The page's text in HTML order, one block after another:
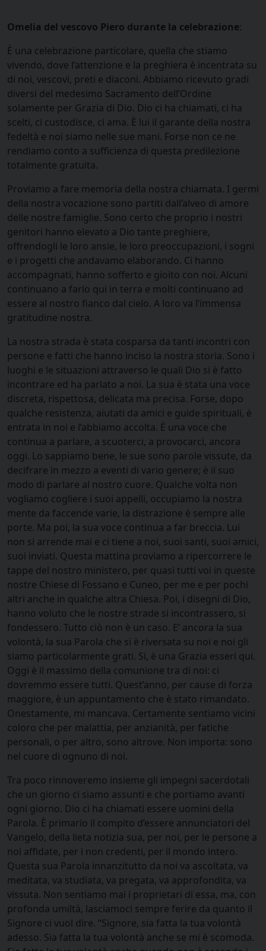
Omelia del vescovo Piero durante la celebrazione:
È una celebrazione particolare, quella che stiamo
vivendo, dove l’attenzione e la preghiera è incentrata su
di noi, vescovi, preti e diaconi. Abbiamo ricevuto gradi
diversi del medesimo Sacramento dell’Ordine
solamente per Grazia di Dio. Dio ci ha chiamati, ci ha
scelti, ci custodisce, ci ama. È lui il garante della nostra
fedeltà e noi siamo nelle sue mani. Forse non ce ne
rendiamo conto a sufficienza di questa predilezione
totalmente gratuita.
Proviamo a fare memoria della nostra chiamata. I germi
della nostra vocazione sono partiti dall’alveo di amore
delle nostre famiglie. Sono certo che proprio i nostri
genitori hanno elevato a Dio tante preghiere,
offrendogli le loro ansie, le loro preoccupazioni, i sogni
e i progetti che andavamo elaborando. Ci hanno
accompagnati, hanno sofferto e gioito con noi. Alcuni
continuano a farlo qui in terra e molti continuano ad
essere al nostro fianco dal cielo. A loro va l’immensa
gratitudine nostra.
La nostra strada è stata cosparsa da tanti incontri con
persone e fatti che hanno inciso la nostra storia. Sono i
luoghi e le situazioni attraverso le quali Dio si è fatto
incontrare ed ha parlato a noi. La sua è stata una voce
discreta, rispettosa, delicata ma precisa. Forse, dopo
qualche resistenza, aiutati da amici e guide spirituali, è
entrata in noi e l’abbiamo accolta. È una voce che
continua a parlare, a scuoterci, a provocarci, ancora
oggi. Lo sappiamo bene, le sue sono parole vissute, da
decifrare in mezzo a eventi di vario genere; è il suo
modo di parlare al nostro cuore. Qualche volta non
vogliamo cogliere i suoi appelli, occupiamo la nostra
mente da faccende varie, la distrazione è sempre alle
porte. Ma poi, la sua voce continua a far breccia. Lui
non si arrende mai e ci tiene a noi, suoi santi, suoi amici,
suoi inviati. Questa mattina proviamo a ripercorrere le
tappe del nostro ministero, per quasi tutti voi in queste
nostre Chiese di Fossano e Cuneo, per me e per pochi
altri anche in qualche altra Chiesa. Poi, i disegni di Dio,
hanno voluto che le nostre strade si incontrassero, si
fondessero. Tutto ciò non è un caso. E’ ancora la sua
volontà, la sua Parola che si è riversata su noi e noi gli
siamo particolarmente grati. Si, è una Grazia esseri qui.
Oggi è il massimo della comunione tra di noi: ci
dovremmo essere tutti. Quest’anno, per cause di forza
maggiore, è un appuntamento che è stato rimandato.
Onestamente, mi mancava. Certamente sentiamo vicini
coloro che per malattia, per anzianità, per fatiche
personali, o per altro, sono altrove. Non importa: sono
nel cuore di ognuno di noi.
Tra poco rinnoveremo insieme gli impegni sacerdotali
che un giorno ci siamo assunti e che portiamo avanti
ogni giorno. Dio ci ha chiamati essere uomini della
Parola. È primario il compito d’essere annunciatori del
Vangelo, della lieta notizia sua, per noi, per le persone a
noi affidate, per i non credenti, per il mondo intero.
Questa sua Parola innanzitutto da noi va ascoltata, va
meditata, va studiata, va pregata, va approfondita, va
vissuta. Non sentiamo mai i proprietari di essa, ma, con
profonda umiltà, lasciamoci sempre ferire da quanto il
Signore ci vuol dire. “Signore, sia fatta la tua volontà
adesso. Sia fatta la tua volontà anche se mi è scomoda.